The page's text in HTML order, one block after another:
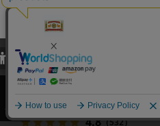
薫玉堂 線香
カラー：松尾の苔
2,750円 （税込）
4.8（532）
当サイトでは、当サイト内における
び利便性向上のためにクッキー（
関しては「プライバシーポリシー
承諾する